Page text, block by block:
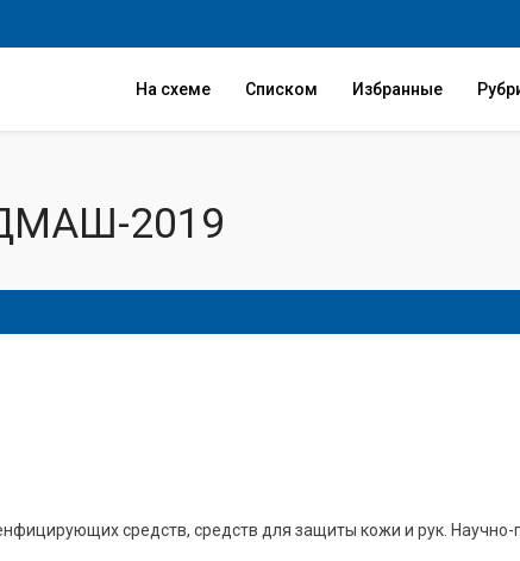
На схеме Списком Избранные
2019
средств, средств для защиты кожи и рук. Научно-